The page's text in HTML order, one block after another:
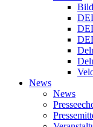
News
News